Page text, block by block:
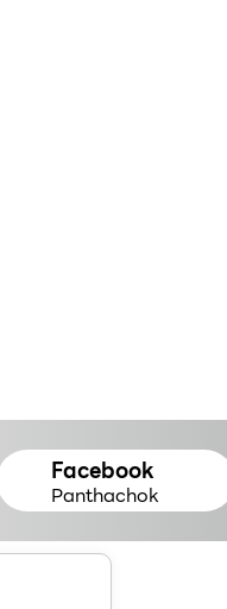
Facebook
Panthachok